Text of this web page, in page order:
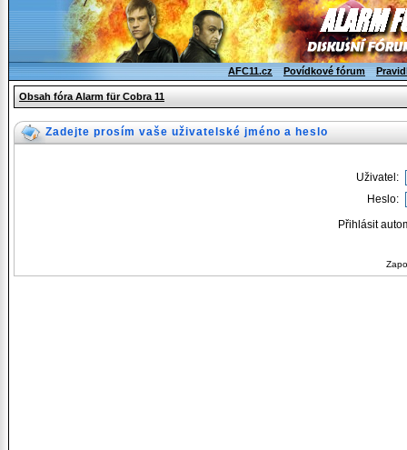
AFC11.cz Povídkové fórum
Obsah fóra Alarm für Cobra 11
Zadejte prosím vaše uživatelské jméno a heslo
Uživatel:
Heslo:
Přihlásit